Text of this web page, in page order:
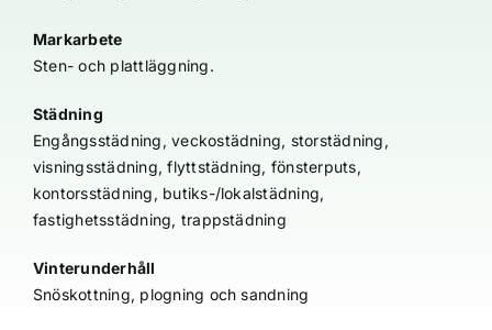
Markarbete
Sten- och plattläggning.
Städning
Engångsstädning, veckostädning, storstädning,
visningsstädning, flyttstädning, fönsterputs,
kontorsstädning, butiks-/lokalstädning,
fastighetsstädning, trappstädning
Vinterunderhåll
Snöskottning, plogning och sandning